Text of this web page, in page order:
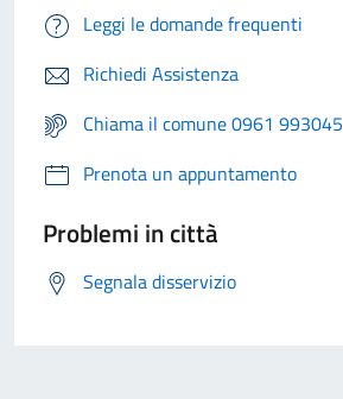
Leggi le domande frequenti
Richiedi Assistenza
Chiama il comune 0961 993045
Prenota un appuntamento
Problemi in città
Segnala disservizio